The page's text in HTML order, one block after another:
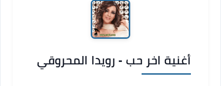
أغنية اخر حب - رويدا المحروقي